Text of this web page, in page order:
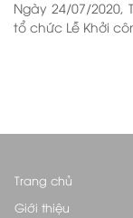
Ngày 24/07/
tổ chức Lễ Khởi
Trang chủ
Giới thiệu